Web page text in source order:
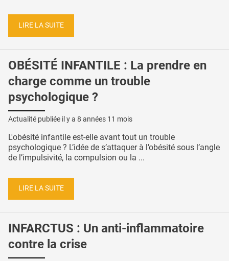
LIRE LA SUITE
OBÉSITÉ INFANTILE : La prendre en
charge comme un trouble
psychologique ?
Actualité publiée il y a 8 années 11 mois
L'obésité infantile est-elle avant tout un trouble
psychologique ? L’idée de s’attaquer à l’obésité sous l’angle
de l’impulsivité, la compulsion ou la ...
LIRE LA SUITE
INFARCTUS : Un anti-inflammatoire
contre la crise